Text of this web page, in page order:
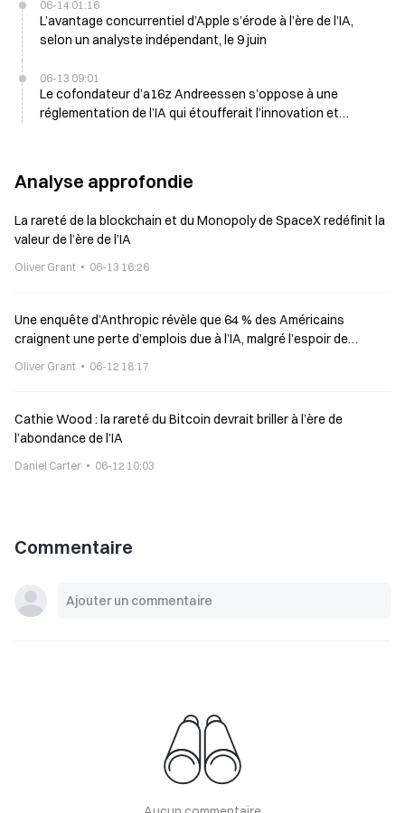
06-14 01:16
L’avantage concurrentiel d’Apple s’érode à l’ère de l’IA,
selon un analyste indépendant, le 9 juin
06-13 09:01
Le cofondateur d’a16z Andreessen s’oppose à une
réglementation de l’IA qui étoufferait l’innovation et
Analyse approfondie
La rareté de la blockchain et du Monopoly de SpaceX redéfinit la
valeur de l’ère de l’IA
Oliver Grant 06-13 16:26
Une enquête d’Anthropic révèle que 64 % des Américains
craignent une perte d’emplois due à l’IA, malgré l’espoir de
Oliver Grant 06-12 18:17
Cathie Wood : la rareté du Bitcoin devrait briller à l’ère de
l’abondance de l’IA
Daniel Carter 06-12 10:03
Commentaire